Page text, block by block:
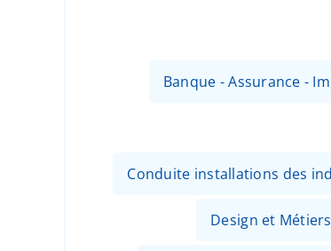
Banque - Assurance -
Conduite installations des
Design et